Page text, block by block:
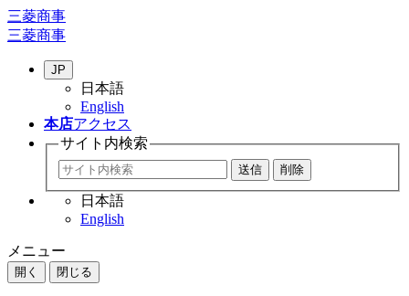
三菱商事
三菱商事
JP
日本語
English
本店アクセス
サイト内検索
日本語
English
メニュー
開く 閉じる